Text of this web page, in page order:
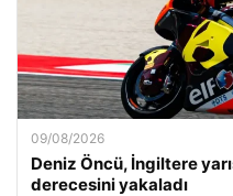
09/08/2026
Deniz Öncü, İngiltere
derecesini yakaladı